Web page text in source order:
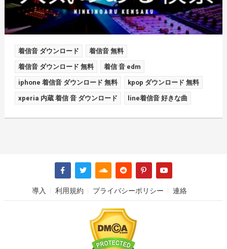
着信音 ダウンロード 着信音 無料
着信音 ダウンロード 無料 着信 音 edm
iphone 着信音 ダウンロード 無料 kpop ダウンロード 無料
xperia 内蔵 着信 音 ダウンロード line着信音 好きな曲
導入 利用規約 プライバシーポリシー 連絡